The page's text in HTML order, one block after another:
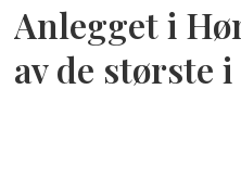
Anlegget i
av de største